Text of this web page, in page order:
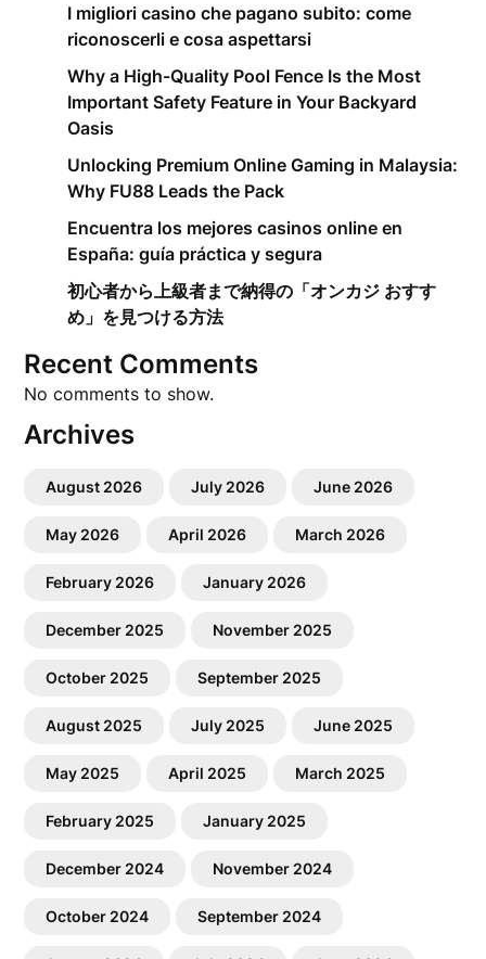
I migliori casino che pagano subito: come
riconoscerli e cosa aspettarsi
Why a High-Quality Pool Fence Is the Most
Important Safety Feature in Your Backyard
Oasis
Unlocking Premium Online Gaming in Malaysia:
Why FU88 Leads the Pack
Encuentra los mejores casinos online en
España: guía práctica y segura
初心者から上級者まで納得の「オンカジ おすす
め」を見つける方法
Recent Comments
No comments to show.
Archives
August 2026 July 2026 June 2026
May 2026 April 2026 March 2026
February 2026 January 2026
December 2025 November 2025
October 2025 September 2025
August 2025 July 2025 June 2025
May 2025 April 2025 March 2025
February 2025 January 2025
December 2024 November 2024
October 2024 September 2024